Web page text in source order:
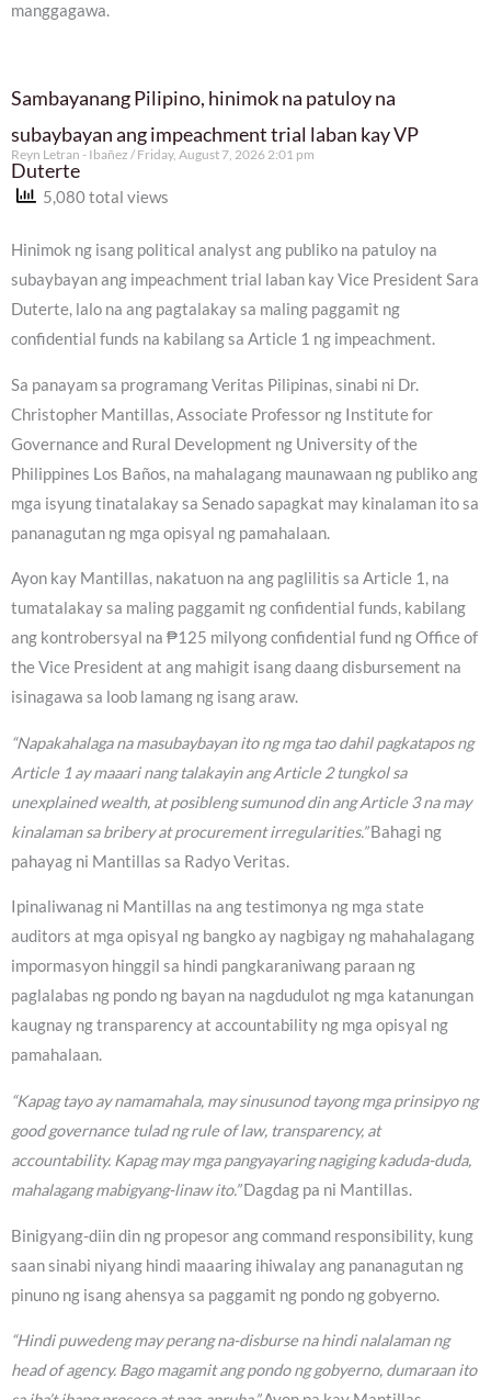
manggagawa.
Sambayanang Pilipino, hinimok na patuloy na
subaybayan ang impeachment trial laban kay VP
Duterte
Reyn Letran - Ibañez Friday, August 7, 2026 2:01 pm
5,080 total views
Hinimok ng isang political analyst ang publiko na patuloy na
subaybayan ang impeachment trial laban kay Vice President Sara
Duterte, lalo na ang pagtalakay sa maling paggamit ng
confidential funds na kabilang sa Article 1 ng impeachment.
Sa panayam sa programang Veritas Pilipinas, sinabi ni Dr.
Christopher Mantillas, Associate Professor ng Institute for
Governance and Rural Development ng University of the
Philippines Los Baños, na mahalagang maunawaan ng publiko ang
mga isyung tinatalakay sa Senado sapagkat may kinalaman ito sa
pananagutan ng mga opisyal ng pamahalaan.
Ayon kay Mantillas, nakatuon na ang paglilitis sa Article 1, na
tumatalakay sa maling paggamit ng confidential funds, kabilang
ang kontrobersyal na ₱125 milyong confidential fund ng Office of
the Vice President at ang mahigit isang daang disbursement na
isinagawa sa loob lamang ng isang araw.
“Napakahalaga na masubaybayan ito ng mga tao dahil pagkatapos ng
Article 1 ay maaari nang talakayin ang Article 2 tungkol sa
unexplained wealth, at posibleng sumunod din ang Article 3 na may
kinalaman sa bribery at procurement irregularities.”Bahagi ng
pahayag ni Mantillas sa Radyo Veritas.
Ipinaliwanag ni Mantillas na ang testimonya ng mga state
auditors at mga opisyal ng bangko ay nagbigay ng mahahalagang
impormasyon hinggil sa hindi pangkaraniwang paraan ng
paglalabas ng pondo ng bayan na nagdudulot ng mga katanungan
kaugnay ng transparency at accountability ng mga opisyal ng
pamahalaan.
“Kapag tayo ay namamahala, may sinusunod tayong mga prinsipyo ng
good governance tulad ng rule of law, transparency, at
accountability. Kapag may mga pangyayaring nagiging kaduda-duda,
mahalagang mabigyang-linaw ito.”Dagdag pa ni Mantillas.
Binigyang-diin din ng propesor ang command responsibility, kung
saan sinabi niyang hindi maaaring ihiwalay ang pananagutan ng
pinuno ng isang ahensya sa paggamit ng pondo ng gobyerno.
“Hindi puwedeng may perang na-disburse na hindi nalalaman ng
head of agency. Bago magamit ang pondo ng gobyerno, dumaraan ito